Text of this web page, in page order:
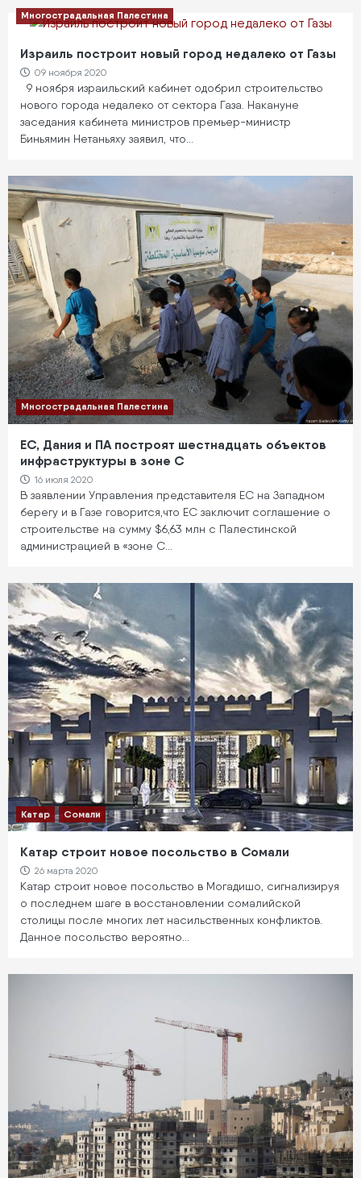
Многострадальная Палестина
Израиль построит новый город недалеко от Газы
09 ноября 2020
9 ноября израильский кабинет одобрил строительство
нового города недалеко от сектора Газа. Накануне
заседания кабинета министров премьер-министр
Биньямин Нетаньяху заявил, что…
Многострадальная Палестина
ЕС, Дания и ПА построят шестнадцать объектов
инфраструктуры в зоне C
16 июля 2020
В заявлении Управления представителя ЕС на Западном
берегу и в Газе говорится,что ЕС заключит соглашение о
строительстве на сумму $6,63 млн с Палестинской
администрацией в «зоне С…
Катар Сомали
Катар строит новое посольство в Сомали
26 марта 2020
Катар строит новое посольство в Могадишо, сигнализируя
о последнем шаге в восстановлении сомалийской
столицы после многих лет насильственных конфликтов.
Данное посольство вероятно…